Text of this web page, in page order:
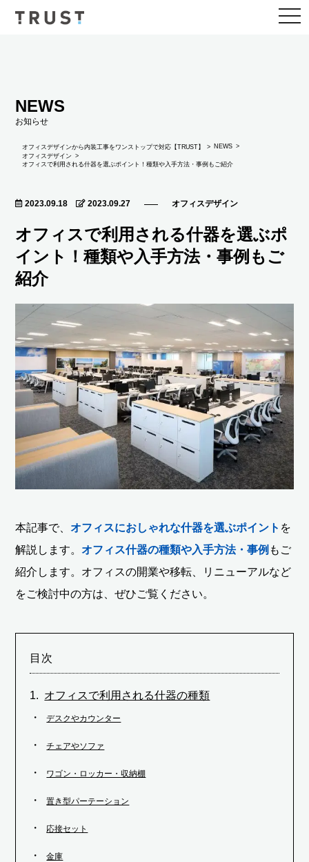
NEWS
お知らせ
オフィスデザインから内装工事をワンストップで対応【TRUST】
NEWS
オフィスデザイン
オフィスで利用される什器を選ぶポイント！種類や入手方法・事例もご紹介
2023.09.18 2023.09.27 オフィスデザイン
オフィスで利用される什器を選ぶポ
イント！種類や入手方法・事例もご
紹介
本記事で、 オフィスにおしゃれな什器を選ぶポイント を
解説します。 オフィス什器の種類や入手方法・事例 もご
紹介します。オフィスの開業や移転、リニューアルなど
をご検討中の方は、ぜひご覧ください。
目次
オフィスで利用される什器の種類
デスクやカウンター
チェアやソファ
ワゴン・ロッカー・収納棚
置き型パーテーション
応接セット
金庫